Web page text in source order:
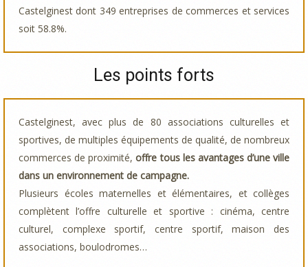
Castelginest dont 349 entreprises de commerces et services
soit 58.8%.
Les points forts
Castelginest, avec plus de 80 associations culturelles et
sportives, de multiples équipements de qualité, de nombreux
commerces de proximité, offre tous les avantages d’une ville
dans un environnement de campagne.
Plusieurs écoles maternelles et élémentaires, et collèges
complètent l’offre culturelle et sportive : cinéma, centre
culturel, complexe sportif, centre sportif, maison des
associations, boulodromes…